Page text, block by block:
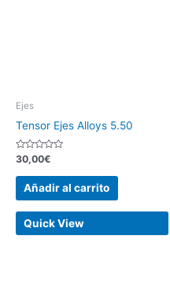
Ejes
Tensor Ejes Alloys 5.50
Valorado
con
0
30,00€
Añadir al carrito
Quick View